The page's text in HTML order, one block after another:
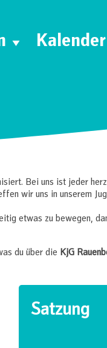
Kalender
Bei uns ist jeder
wir uns in unserem
etwas zu bewegen,
du über die KjG
Satzung